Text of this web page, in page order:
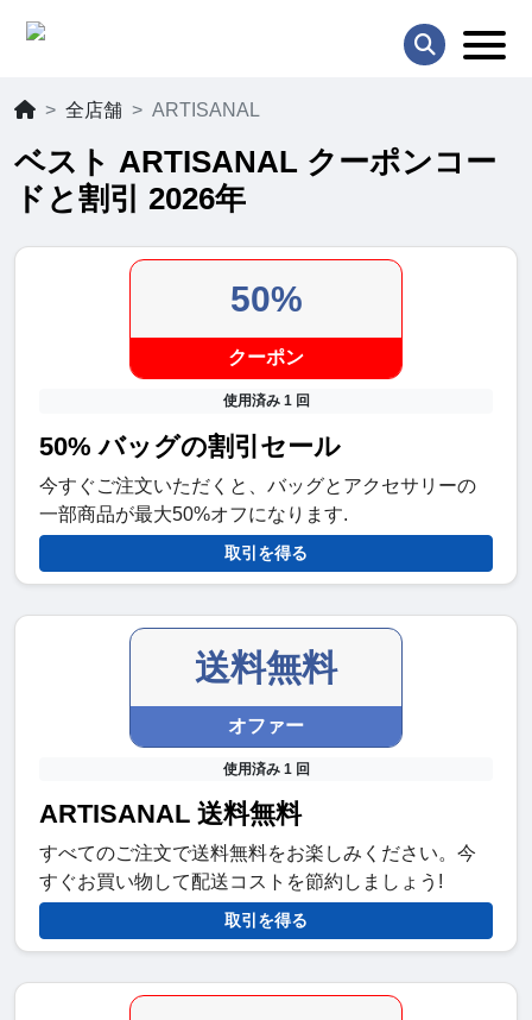
全店舗 ARTISANAL
ベスト ARTISANAL クーポンコー
ドと割引 2026年
50%
クーポン
使用済み 1 回
50% バッグの割引セール
今すぐご注文いただくと、バッグとアクセサリーの
一部商品が最大50%オフになります.
取引を得る
送料無料
オファー
使用済み 1 回
ARTISANAL 送料無料
すべてのご注文で送料無料をお楽しみください。今
すぐお買い物して配送コストを節約しましょう!
取引を得る